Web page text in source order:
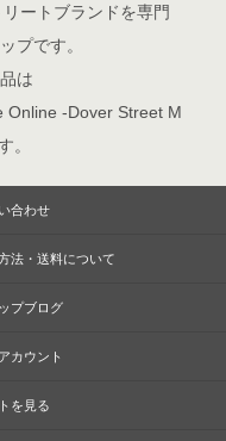
ートブランドを専門
プです。
は
Online -Dover Street M
。
合わせ
法・送料について
プブログ
カウント
を見る